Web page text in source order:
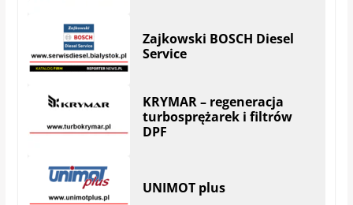
UNIMOT plus
BIALMOT – Serwis
Wielomarkowy
MAREK DUDEK AUTO
SERWIS| Hryniewicze